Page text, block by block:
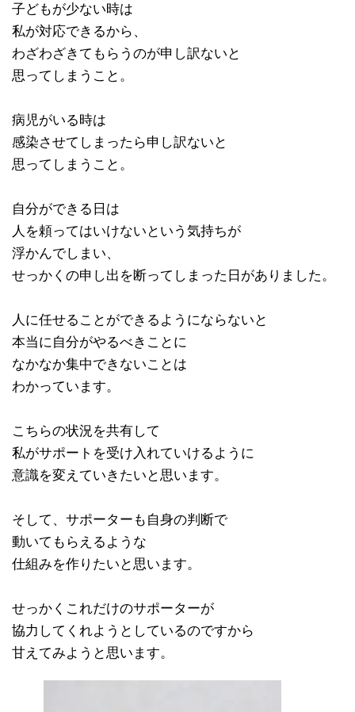
子どもが少ない時は
私が対応できるから、
わざわざきてもらうのが申し訳ないと
思ってしまうこと。
病児がいる時は
感染させてしまったら申し訳ないと
思ってしまうこと。
自分ができる日は
人を頼ってはいけないという気持ちが
浮かんでしまい、
せっかくの申し出を断ってしまった日がありました。
人に任せることができるようにならないと
本当に自分がやるべきことに
なかなか集中できないことは
わかっています。
こちらの状況を共有して
私がサポートを受け入れていけるように
意識を変えていきたいと思います。
そして、サポーターも自身の判断で
動いてもらえるような
仕組みを作りたいと思います。
せっかくこれだけのサポーターが
協力してくれようとしているのですから
甘えてみようと思います。